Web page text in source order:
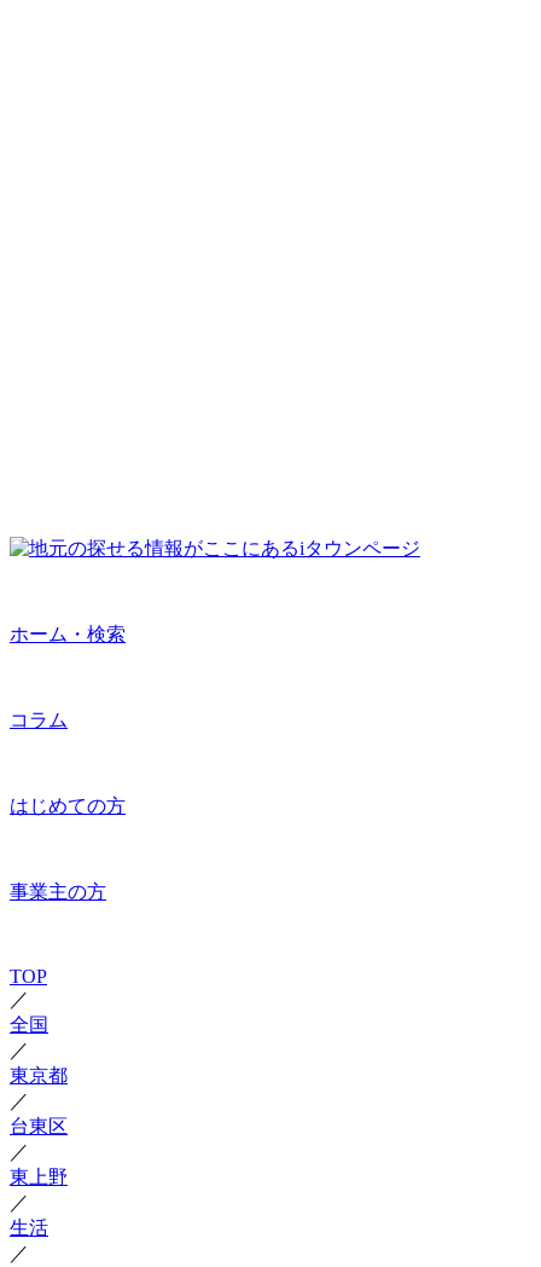
ホーム・検索
コラム
はじめての方
事業主の方
TOP
／
全国
／
東京都
／
台東区
／
東上野
／
生活
／